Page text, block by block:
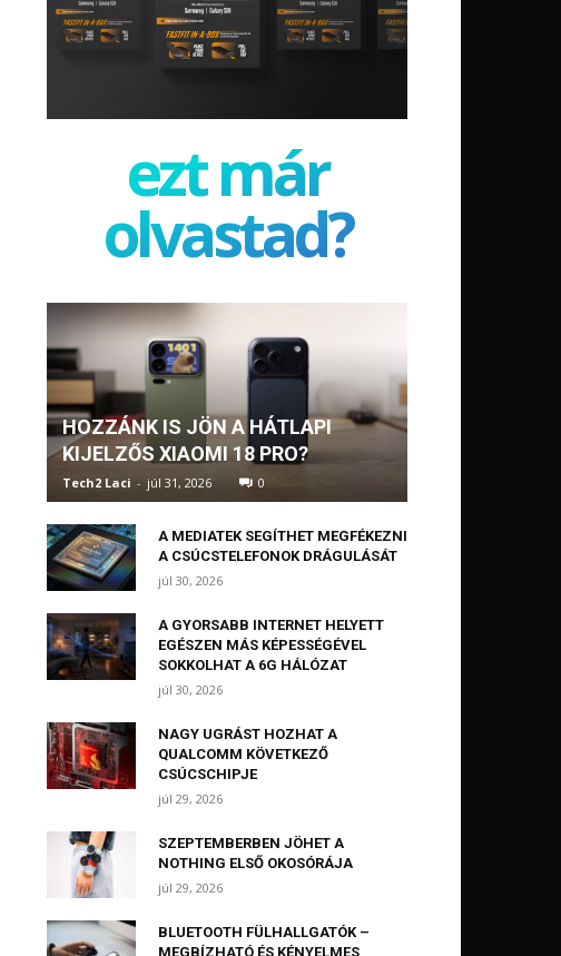
ezt már
olvastad?
HOZZÁNK IS JÖN A HÁTLAPI
KIJELZŐS XIAOMI 18 PRO?
Tech2 Laci - júl 31, 2026 0
A MEDIATEK SEGÍTHET MEGFÉKEZNI
A CSÚCSTELEFONOK DRÁGULÁSÁT
júl 30, 2026
A GYORSABB INTERNET HELYETT
EGÉSZEN MÁS KÉPESSÉGÉVEL
SOKKOLHAT A 6G HÁLÓZAT
júl 30, 2026
NAGY UGRÁST HOZHAT A
QUALCOMM KÖVETKEZŐ
CSÚCSCHIPJE
júl 29, 2026
SZEPTEMBERBEN JÖHET A
NOTHING ELSŐ OKOSÓRÁJA
júl 29, 2026
BLUETOOTH FÜLHALLGATÓK –
MEGBÍZHATÓ ÉS KÉNYELMES